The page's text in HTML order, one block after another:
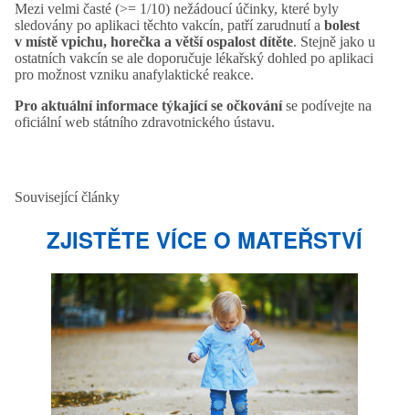
Mezi velmi časté (>= 1/10) nežádoucí účinky, které byly
sledovány po aplikaci těchto vakcín, patří zarudnutí a bolest
v místě vpichu, horečka a větší ospalost dítěte. Stejně jako u
ostatních vakcín se ale doporučuje lékařský dohled po aplikaci
pro možnost vzniku anafylaktické reakce.
Pro aktuální informace týkající se očkováníse podívejte na
oficiální web státního zdravotnického ústavu.
Související články
ZJISTĚTE VÍCE O MATEŘSTVÍ